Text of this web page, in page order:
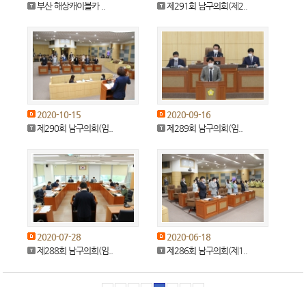
부산 해상캐이블카 ..
제291회 남구의회(제2..
2020-10-15
제290회 남구의회(임..
2020-09-16
제289회 남구의회(임..
2020-07-28
제288회 남구의회(임..
2020-06-18
제286회 남구의회(제1..